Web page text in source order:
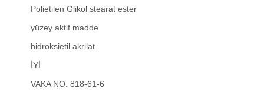
Polietilen Glikol stearat ester
yüzey aktif madde
hidroksietil akrilat
İYİ
VAKA NO. 818-61-6